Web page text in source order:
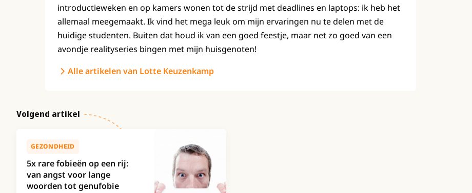
introductieweken en op kamers wonen tot de strijd met deadlines en laptops: ik heb het
allemaal meegemaakt. Ik vind het mega leuk om mijn ervaringen nu te delen met de
huidige studenten. Buiten dat houd ik van een goed feestje, maar net zo goed van een
avondje realityseries bingen met mijn huisgenoten!
Alle artikelen van Lotte Keuzenkamp
Volgend artikel
GEZONDHEID
5x rare fobieën op een rij:
van angst voor lange
woorden tot genufobie